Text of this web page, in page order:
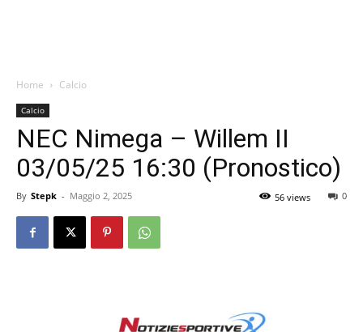
Home Calcio
Calcio
NEC Nimega – Willem II
03/05/25 16:30 (Pronostico)
By Stepk - Maggio 2, 2025 0
56 views